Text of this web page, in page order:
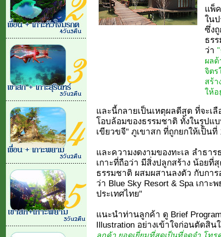
แพ็
ใน
ซึ่ง
ธร
ว่า
ผลด้
จิตร
สร้า
ให้อ
และนี้กลายเป็นเหตุผลดีสุด ที่จะเ
โอบล้อมของธรรมชาติ ทั้งในรูปแ
เขียวขจี" ภูเขาสก ที่ถูกยกให้เป็นที่
และความงดงามของทะเล ลำธา
เกาะที่ถือว่า มีสิ่งปลูกสร้าง น้อยที่
ธรรมชาติ ผสมผสานลงตัว กับกา
ว่า Blue Sky Resort & Spa เกา
ประเทศไทย"
แนะนำท่านลูกค้า ดู Brief
Illustration อย่างเข้าใจก่อนตัดสิน
ลูกค้า ยอดเยี่ยมที่สุดเป็นที่จดจำ โทร